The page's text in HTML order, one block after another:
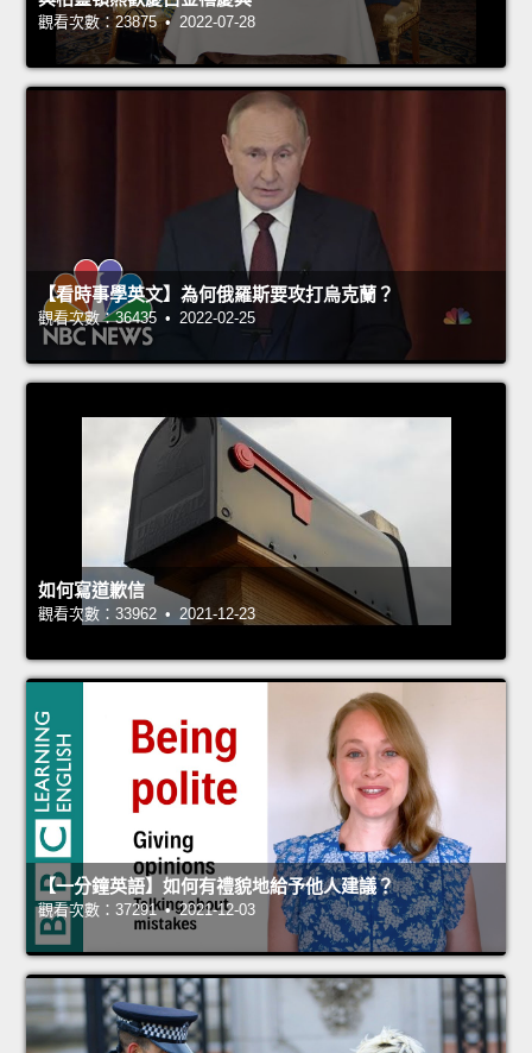
觀看次數：23875 • 2022-07-28
【看時事學英文】為何俄羅斯要攻打烏克蘭？
觀看次數：36435 • 2022-02-25
如何寫道歉信
觀看次數：33962 • 2021-12-23
【一分鐘英語】如何有禮貌地給予他人建議？
觀看次數：37291 • 2021-12-03